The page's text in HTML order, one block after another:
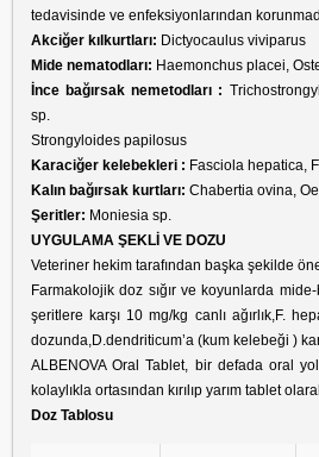
tedavisinde ve enfeksiyonlarından
Akciğer kılkurtları: Dictyocaulus viviparus
Mide nematodları: Haemonchus placei,
İnce bağırsak nemetodları :
sp.
Strongyloides papilosus
Karaciğer kelebekleri : Fasciola hepatica,
Kalın bağırsak kurtları: Chabertia ovina,
Şeritler: Moniesia sp.
UYGULAMA ŞEKLİ VE DOZU
Veteriner hekim tarafından başka şekilde
Farmakolojik doz sığır ve koyunlarda mide-
şeritlere karşı 10 mg/kg canlı ağırlık,F.
dozunda,D.dendriticum’a (kum kelebeği )
ALBENOVA Oral Tablet, bir defada oral
kolaylıkla ortasından kırılıp yarım tablet
Doz Tablosu